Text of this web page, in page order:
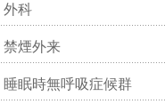
外科
禁煙外来
睡眠時無呼吸症候群